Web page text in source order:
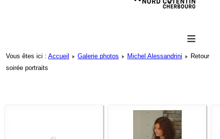
≡
Vous êtes ici : Accueil Galerie photos Michel Alessandrini
Retour
soirée portraits